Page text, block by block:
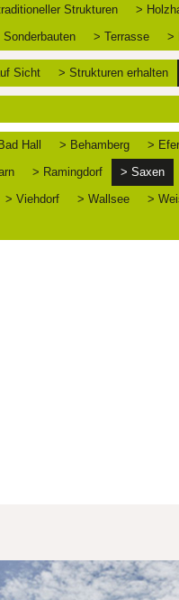
Strukturen >
Sonderbauten > Terrasse >
Sicht > Strukturen erhalten
Hall > Behamberg >
> Ramingdorf > Saxen
> Viehdorf > Wallsee >